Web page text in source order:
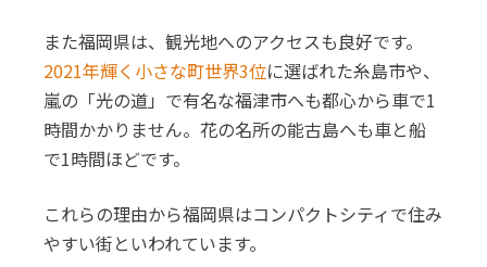
また福岡県は、観光地へのアクセスも良好です。
2021年輝く小さな町世界3位に選ばれた糸島市や、
嵐の「光の道」で有名な福津市へも都心から車で1
時間かかりません。花の名所の能古島へも車と船
で1時間ほどです。
これらの理由から福岡県はコンパクトシティで住み
やすい街といわれています。